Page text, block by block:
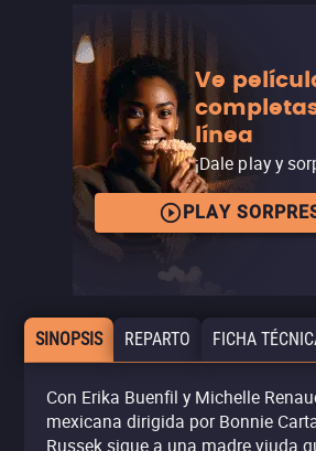
Ve
línea
¡Dale play y
PLAY
SINOPSIS REPARTO FICHA
Con Erika Buenfil y Michelle
mexicana dirigida por Bonnie
Russek sigue a una madre viuda